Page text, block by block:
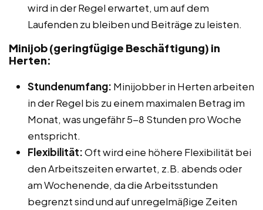
wird in der Regel erwartet, um auf dem
Laufenden zu bleiben und Beiträge zu leisten.
Minijob (geringfügige Beschäftigung) in
Herten:
Stundenumfang: Minijobber in Herten arbeiten
in der Regel bis zu einem maximalen Betrag im
Monat, was ungefähr 5-8 Stunden pro Woche
entspricht.
Flexibilität:Oft wird eine höhere Flexibilität bei
den Arbeitszeiten erwartet, z.B. abends oder
am Wochenende, da die Arbeitsstunden
begrenzt sind und auf unregelmäßige Zeiten